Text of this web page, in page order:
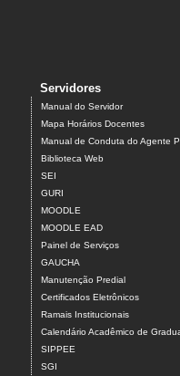
Servidores
Manual do Servidor
Mapa Horários Docentes
Manual de Conduta do Agente
Biblioteca Web
SEI
GURI
MOODLE
MOODLE EAD
Painel de Serviços
GAUCHA
Manutenção Predial
Certificados Eletrônicos
Ramais Institucionais
Calendário Acadêmico de
SIPPEE
SGI